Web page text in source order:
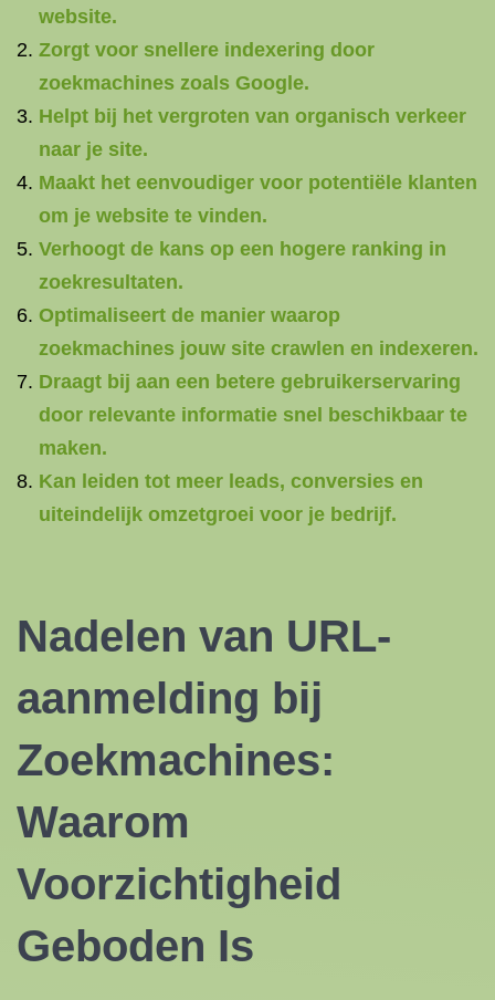
website.
Zorgt voor snellere indexering door
zoekmachines zoals Google.
Helpt bij het vergroten van organisch verkeer
naar je site.
Maakt het eenvoudiger voor potentiële klanten
om je website te vinden.
Verhoogt de kans op een hogere ranking in
zoekresultaten.
Optimaliseert de manier waarop
zoekmachines jouw site crawlen en indexeren.
Draagt bij aan een betere gebruikerservaring
door relevante informatie snel beschikbaar te
maken.
Kan leiden tot meer leads, conversies en
uiteindelijk omzetgroei voor je bedrijf.
Nadelen van URL-
aanmelding bij
Zoekmachines:
Waarom
Voorzichtigheid
Geboden Is